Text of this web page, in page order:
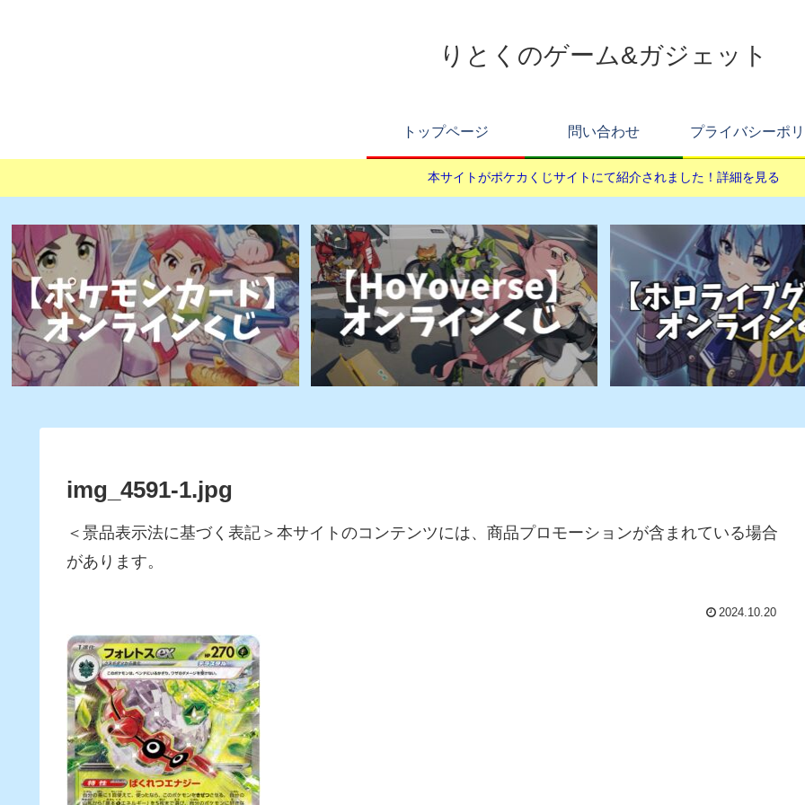
りとくのゲーム&ガジェット
トップページ 問い合わせ プライバシーポ
本サイトがポケカくじサイトにて紹介されました！詳細を見る
img_4591-1.jpg
＜景品表示法に基づく表記＞本サイトのコンテンツには、商品プロモーションが含まれている場合
があります。
2024.10.20